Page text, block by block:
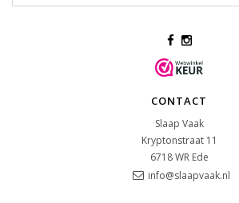
CONTACT
Slaap Vaak
Kryptonstraat 11
6718 WR Ede
info@slaapvaak.nl